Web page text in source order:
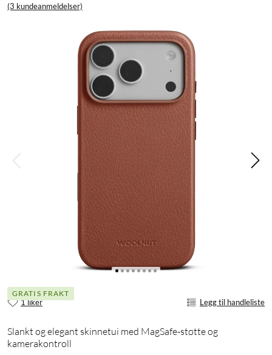
(3 kundeanmeldelser)
GRATIS FRAKT
1 liker Legg til handleliste
Slankt og elegant skinnetui med MagSafe-støtte og
kamerakontroll